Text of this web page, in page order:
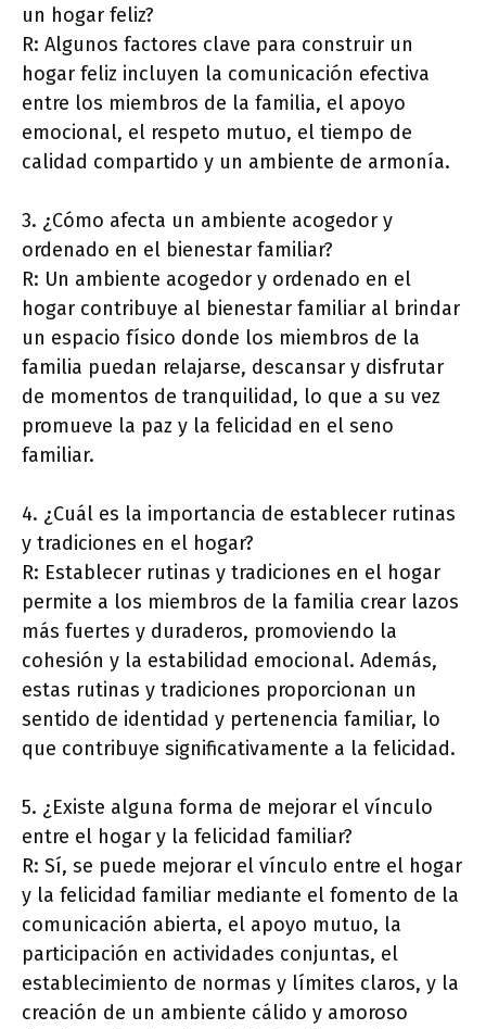
un hogar feliz?
R: Algunos factores clave para construir un
hogar feliz incluyen la comunicación efectiva
entre los miembros de la familia, el apoyo
emocional, el respeto mutuo, el tiempo de
calidad compartido y un ambiente de armonía.
3. ¿Cómo afecta un ambiente acogedor y
ordenado en el bienestar familiar?
R: Un ambiente acogedor y ordenado en el
hogar contribuye al bienestar familiar al brindar
un espacio físico donde los miembros de la
familia puedan relajarse, descansar y disfrutar
de momentos de tranquilidad, lo que a su vez
promueve la paz y la felicidad en el seno
familiar.
4. ¿Cuál es la importancia de establecer rutinas
y tradiciones en el hogar?
R: Establecer rutinas y tradiciones en el hogar
permite a los miembros de la familia crear lazos
más fuertes y duraderos, promoviendo la
cohesión y la estabilidad emocional. Además,
estas rutinas y tradiciones proporcionan un
sentido de identidad y pertenencia familiar, lo
que contribuye significativamente a la felicidad.
5. ¿Existe alguna forma de mejorar el vínculo
entre el hogar y la felicidad familiar?
R: Sí, se puede mejorar el vínculo entre el hogar
y la felicidad familiar mediante el fomento de la
comunicación abierta, el apoyo mutuo, la
participación en actividades conjuntas, el
establecimiento de normas y límites claros, y la
creación de un ambiente cálido y amoroso